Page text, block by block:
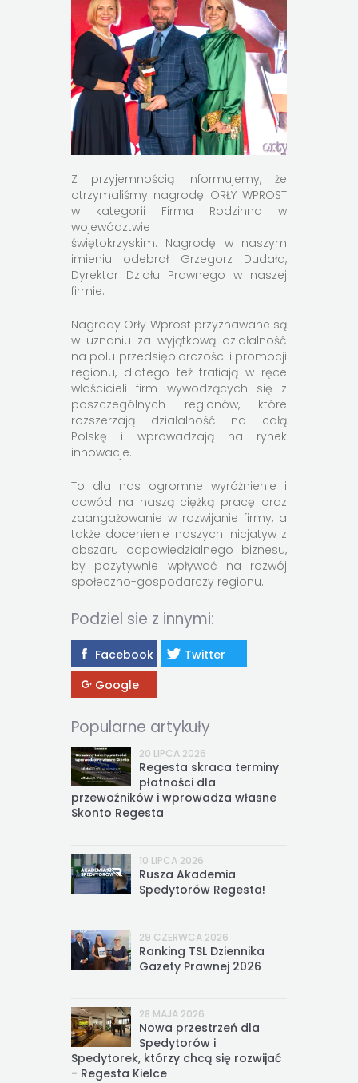
Z przyjemnością informujemy, że
otrzymaliśmy nagrodę ORŁY WPROST
w kategorii Firma Rodzinna w
województwie
świętokrzyskim. Nagrodę w naszym
imieniu odebrał Grzegorz Dudała,
Dyrektor Działu Prawnego w naszej
firmie.
Nagrody Orły Wprost przyznawane są
w uznaniu za wyjątkową działalność
na polu przedsiębiorczości i promocji
regionu, dlatego też trafiają w ręce
właścicieli firm wywodzących się z
poszczególnych regionów, które
rozszerzają działalność na całą
Polskę i wprowadzają na rynek
innowacje.
To dla nas ogromne wyróżnienie i
dowód na naszą ciężką pracę oraz
zaangażowanie w rozwijanie firmy, a
także docenienie naszych inicjatyw z
obszaru odpowiedzialnego biznesu,
by pozytywnie wpływać na rozwój
społeczno-gospodarczy regionu.
Podziel sie z innymi:
Facebook
Twitter
Google
Popularne artykuły
20 LIPCA 2026
Regesta skraca terminy
płatności dla
przewoźników i wprowadza własne
Skonto Regesta
10 LIPCA 2026
Rusza Akademia
Spedytorów Regesta!
29 CZERWCA 2026
Ranking TSL Dziennika
Gazety Prawnej 2026
28 MAJA 2026
Nowa przestrzeń dla
Spedytorów i
Spedytorek, którzy chcą się rozwijać
- Regesta Kielce